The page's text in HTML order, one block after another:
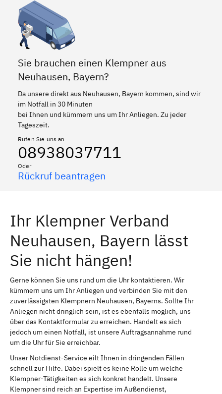
Sie brauchen einen Klempner aus
Neuhausen, Bayern?
Da unsere direkt aus Neuhausen, Bayern kommen, sind wir
im Notfall in 30 Minuten
bei Ihnen und kümmern uns um Ihr Anliegen. Zu jeder
Tageszeit.
Rufen Sie uns an
08938037711
Oder
Rückruf beantragen
Ihr Klempner Verband
Neuhausen, Bayern lässt
Sie nicht hängen!
Gerne können Sie uns rund um die Uhr kontaktieren. Wir
kümmern uns um Ihr Anliegen und verbinden Sie mit den
zuverlässigsten Klempnern Neuhausen, Bayerns. Sollte Ihr
Anliegen nicht dringlich sein, ist es ebenfalls möglich, uns
über das Kontaktformular zu erreichen. Handelt es sich
jedoch um einen Notfall, ist unsere Auftragsannahme rund
um die Uhr für Sie erreichbar.
Unser Notdienst-Service eilt Ihnen in dringenden Fällen
schnell zur Hilfe. Dabei spielt es keine Rolle um welche
Klempner-Tätigkeiten es sich konkret handelt. Unsere
Klempner sind reich an Expertise im Außendienst,